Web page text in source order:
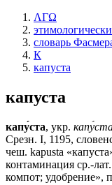
ΛΓΩ
словарь
К
капуста
капуста
капу́ста, укр.
Срезн. I, 1195,
чеш. kapusta
контаминация ср.-
компот; удобрение»,